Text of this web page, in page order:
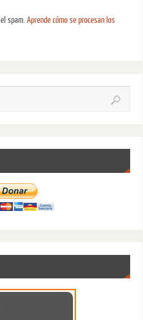
spam.Aprende cómo se procesan los